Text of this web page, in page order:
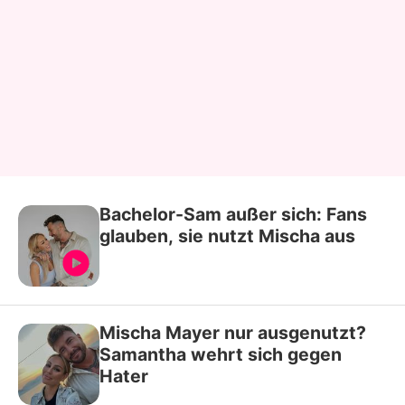
Bachelor-Sam außer sich: Fans
glauben, sie nutzt Mischa aus
Mischa Mayer nur ausgenutzt?
Samantha wehrt sich gegen
Hater